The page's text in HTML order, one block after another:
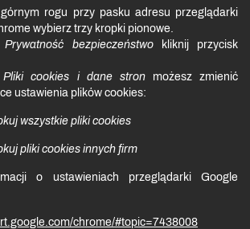
rogu przy pasku adresu przeglądarki
wybierz trzy kropki pionowe.
Prywatność bezpieczeństwokliknij przycisk
Pliki cookies i dane stronmożesz zmienić
ustawienia plików cookies:
wszystkie pliki cookies
pliki cookies innych firm
o ustawieniach przeglądarki Google
chrome/#topic=7438008